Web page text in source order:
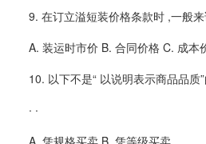
9. 在订立溢短装价格条款时 ,一般来
A. 装运时市价 B. 合同价格 C. 成本
10. 以下不是“ 以说明表示商品品质”
∙ ∙